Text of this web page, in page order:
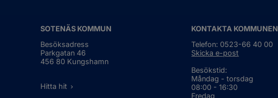
SOTENÄS KOMMUN
Besöksadress
Parkgatan 46
456 80 Kungshamn
Hitta hit
KONTAKTA KOMMUNEN
Telefon: 0523-66 40 00
Skicka e-post
Besökstid:
Måndag - torsdag
08:00 - 16:30
Fredag